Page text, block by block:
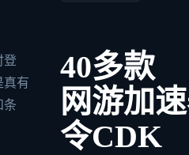
登
真有
条
40多款
网游加
令CDK